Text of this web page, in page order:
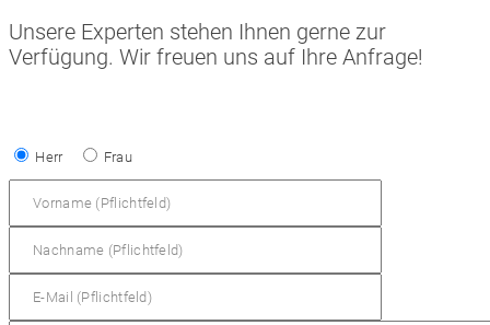
Unsere Experten stehen Ihnen gerne zur
Verfügung. Wir freuen uns auf Ihre Anfrage!
Herr Frau